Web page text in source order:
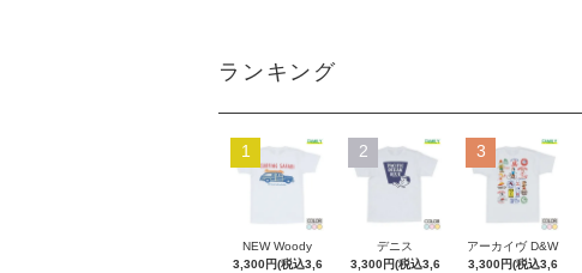
ランキング
1
NEW Woody
3,300円(税込3,6
2
デニス
3,300円(税込3,6
3
アーカイヴ D&W
3,300円(税込3,6